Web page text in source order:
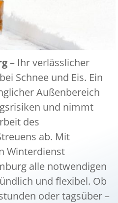
– Ihr verlässlicher
Schnee und Eis. Ein
Außenbereich
und nimmt
des
ab. Mit
Winterdienst
alle notwendigen
und flexibel. Ob
oder tagsüber –